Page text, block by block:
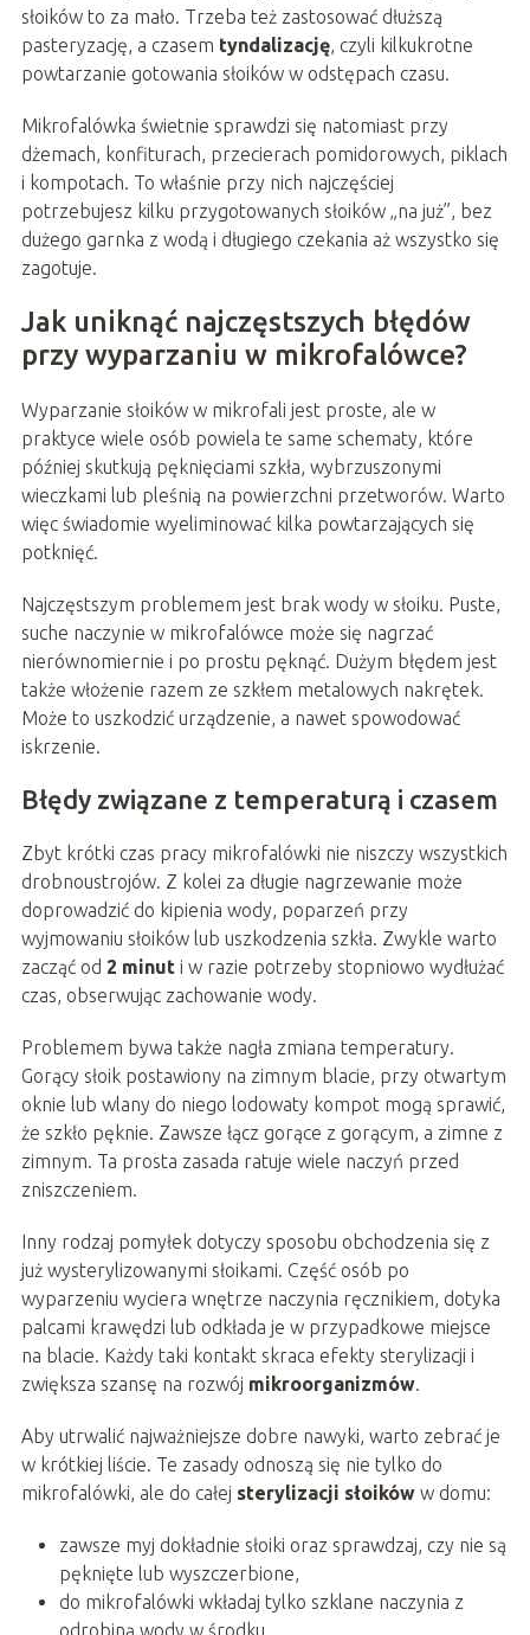
słoików to za mało. Trzeba też zastosować dłuższą
pasteryzację, a czasem tyndalizację, czyli kilkukrotne
powtarzanie gotowania słoików w odstępach czasu.
Mikrofalówka świetnie sprawdzi się natomiast przy
dżemach, konfiturach, przecierach pomidorowych, piklach
i kompotach. To właśnie przy nich najczęściej
potrzebujesz kilku przygotowanych słoików „na już”, bez
dużego garnka z wodą i długiego czekania aż wszystko się
zagotuje.
Jak uniknąć najczęstszych błędów
przy wyparzaniu w mikrofalówce?
Wyparzanie słoików w mikrofali jest proste, ale w
praktyce wiele osób powiela te same schematy, które
później skutkują pęknięciami szkła, wybrzuszonymi
wieczkami lub pleśnią na powierzchni przetworów. Warto
więc świadomie wyeliminować kilka powtarzających się
potknięć.
Najczęstszym problemem jest brak wody w słoiku. Puste,
suche naczynie w mikrofalówce może się nagrzać
nierównomiernie i po prostu pęknąć. Dużym błędem jest
także włożenie razem ze szkłem metalowych nakrętek.
Może to uszkodzić urządzenie, a nawet spowodować
iskrzenie.
Błędy związane z temperaturą i czasem
Zbyt krótki czas pracy mikrofalówki nie niszczy wszystkich
drobnoustrojów. Z kolei za długie nagrzewanie może
doprowadzić do kipienia wody, poparzeń przy
wyjmowaniu słoików lub uszkodzenia szkła. Zwykle warto
zacząć od 2 minuti w razie potrzeby stopniowo wydłużać
czas, obserwując zachowanie wody.
Problemem bywa także nagła zmiana temperatury.
Gorący słoik postawiony na zimnym blacie, przy otwartym
oknie lub wlany do niego lodowaty kompot mogą sprawić,
że szkło pęknie. Zawsze łącz gorące z gorącym, a zimne z
zimnym. Ta prosta zasada ratuje wiele naczyń przed
zniszczeniem.
Inny rodzaj pomyłek dotyczy sposobu obchodzenia się z
już wysterylizowanymi słoikami. Część osób po
wyparzeniu wyciera wnętrze naczynia ręcznikiem, dotyka
palcami krawędzi lub odkłada je w przypadkowe miejsce
na blacie. Każdy taki kontakt skraca efekty sterylizacji i
zwiększa szansę na rozwój mikroorganizmów.
Aby utrwalić najważniejsze dobre nawyki, warto zebrać je
w krótkiej liście. Te zasady odnoszą się nie tylko do
mikrofalówki, ale do całej sterylizacji słoikóww domu:
zawsze myj dokładnie słoiki oraz sprawdzaj, czy nie są
pęknięte lub wyszczerbione,
do mikrofalówki wkładaj tylko szklane naczynia z
odrobiną wody w środku,